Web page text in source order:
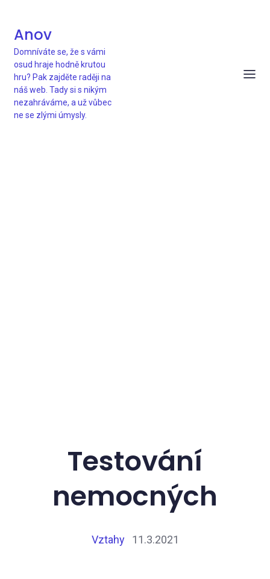
Anov
Domníváte se, že s vámi
osud hraje hodně krutou
hru? Pak zajděte raději na
náš web. Tady si s nikým
nezahráváme, a už vůbec
ne se zlými úmysly.
Testování
nemocných
Vztahy 11.3.2021